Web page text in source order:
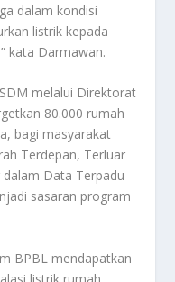
dalam kondisi
listrik kepada
kata Darmawan.
melalui Direktorat
80.000 rumah
bagi masyarakat
Terdepan, Terluar
Data Terpadu
sasaran program
BPBL mendapatkan